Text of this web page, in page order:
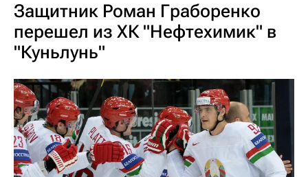
Защитник Роман Граборенко
перешел из ХК "Нефтехимик" в
"Куньлунь"